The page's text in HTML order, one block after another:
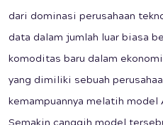
dari dominasi perusahaan
data dalam jumlah luar biasa
komoditas baru dalam
yang dimiliki sebuah
kemampuannya melatih model